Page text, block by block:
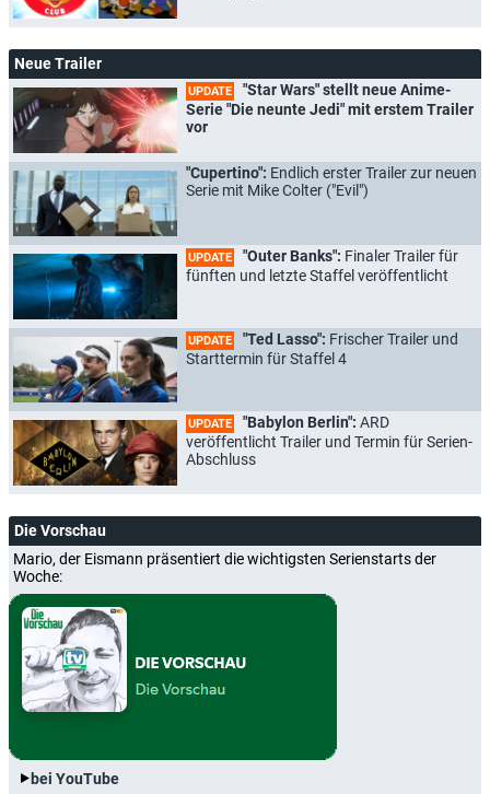
Neue Trailer
UPDATE
"Star Wars" stellt neue Anime-
Serie "Die neunte Jedi" mit erstem Trailer
vor
"Cupertino": Endlich erster Trailer zur neuen
Serie mit Mike Colter ("Evil")
UPDATE "Outer Banks": Finaler Trailer für
fünften und letzte Staffel veröffentlicht
UPDATE "Ted Lasso": Frischer Trailer und
Starttermin für Staffel 4
UPDATE "Babylon Berlin": ARD
veröffentlicht Trailer und Termin für Serien-
Abschluss
Die Vorschau
Mario, der Eismann präsentiert die wichtigsten Serienstarts der
Woche:
bei YouTube